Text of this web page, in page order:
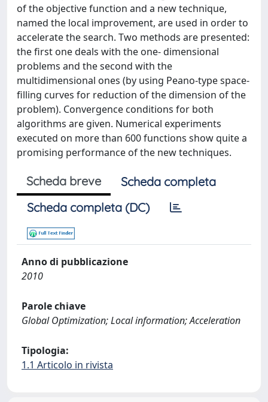
of the objective function and a new technique,
named the local improvement, are used in order to
accelerate the search. Two methods are presented:
the first one deals with the one- dimensional
problems and the second with the
multidimensional ones (by using Peano-type space-
filling curves for reduction of the dimension of the
problem). Convergence conditions for both
algorithms are given. Numerical experiments
executed on more than 600 functions show quite a
promising performance of the new techniques.
Scheda breve
Scheda completa
Scheda completa (DC)
Anno di pubblicazione
2010
Parole chiave
Global Optimization; Local information; Acceleration
Tipologia:
1.1 Articolo in rivista